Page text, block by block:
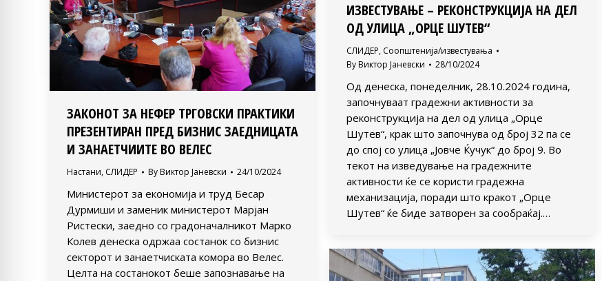
ИЗВЕСТУВАЊЕ – РЕКОНСТРУКЦИЈА НА ДЕЛ
ОД УЛИЦА „ОРЦЕ ШУТЕВ“
СЛИДЕР, Соопштенија/известувања
By Виктор Јаневски 28/10/2024
Од денеска, понеделник, 28.10.2024 година,
започнуваат градежни активности за
реконструкција на дел од улица „Орце
Шутев“, крак што започнува од број 32 па се
до спој со улица „Јовче Ќучук“ до број 9. Во
текот на изведување на градежните
активности ќе се користи градежна
механизација, поради што кракот „Орце
Шутев“ ќе биде затворен за сообраќај.…
ЗАКОНОТ ЗА НЕФЕР ТРГОВСКИ ПРАКТИКИ
ПРЕЗЕНТИРАН ПРЕД БИЗНИС ЗАЕДНИЦАТА
И ЗАНАЕТЧИИТЕ ВО ВЕЛЕС
Настани, СЛИДЕР By Виктор Јаневски 24/10/2024
Министерот за економија и труд Бесар
Дурмиши и заменик министерот Марјан
Ристески, заедно со градоначалникот Марко
Колев денеска одржаа состанок со бизнис
секторот и занаетчиската комора во Велес.
Целта на состанокот беше запознавање на